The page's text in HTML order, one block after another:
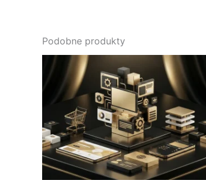
Podobne produkty